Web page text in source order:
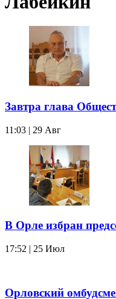
Завтра глава
11:03 | 29 Авг
В Орле избран
17:52 | 25 Июл
Орловский